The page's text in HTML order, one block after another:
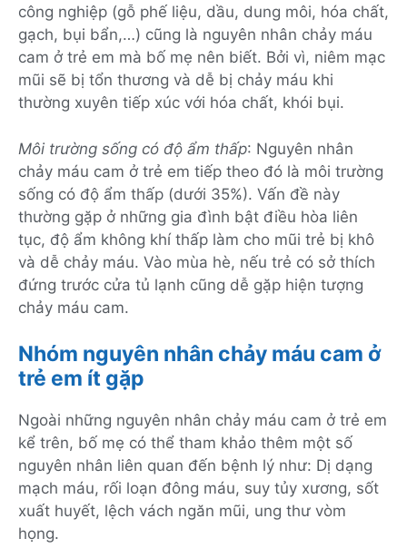
công nghiệp (gỗ phế liệu, dầu, dung môi, hóa chất,
gạch, bụi bẩn,…) cũng là nguyên nhân chảy máu
cam ở trẻ em mà bố mẹ nên biết. Bởi vì, niêm mạc
mũi sẽ bị tổn thương và dễ bị chảy máu khi
thường xuyên tiếp xúc với hóa chất, khói bụi.
Môi trường sống có độ ẩm thấp: Nguyên nhân
chảy máu cam ở trẻ em tiếp theo đó là môi trường
sống có độ ẩm thấp (dưới 35%). Vấn đề này
thường gặp ở những gia đình bật điều hòa liên
tục, độ ẩm không khí thấp làm cho mũi trẻ bị khô
và dễ chảy máu. Vào mùa hè, nếu trẻ có sở thích
đứng trước cửa tủ lạnh cũng dễ gặp hiện tượng
chảy máu cam.
Nhóm nguyên nhân chảy máu cam ở
trẻ em ít gặp
Ngoài những nguyên nhân chảy máu cam ở trẻ em
kể trên, bố mẹ có thể tham khảo thêm một số
nguyên nhân liên quan đến bệnh lý như: Dị dạng
mạch máu, rối loạn đông máu, suy tủy xương, sốt
xuất huyết, lệch vách ngăn mũi, ung thư vòm
họng.